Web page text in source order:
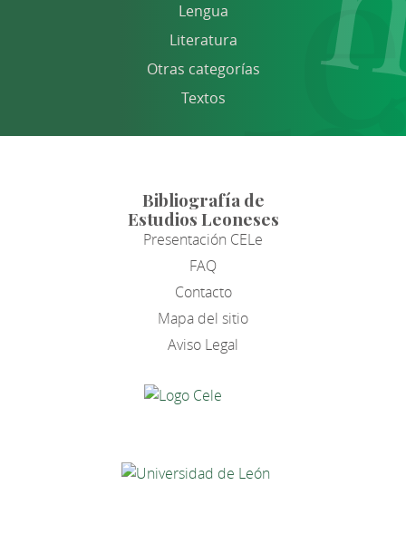
Lengua
Literatura
Otras categorías
Textos
Bibliografía de
Estudios Leoneses
Presentación CELe
FAQ
Contacto
Mapa del sitio
Aviso Legal